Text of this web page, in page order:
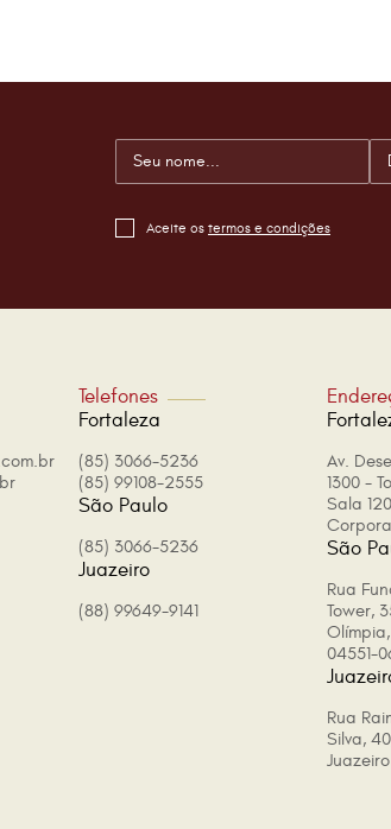
Aceite os termos e condições
Telefones
Fortaleza
(85) 3066-5236
(85) 99108-2555
São Paulo
(85) 3066-5236
Juazeiro
(88) 99649-9141
Av.
1300 -
Sala
São
Rua
Tower,
04551-
Rua
Silva,